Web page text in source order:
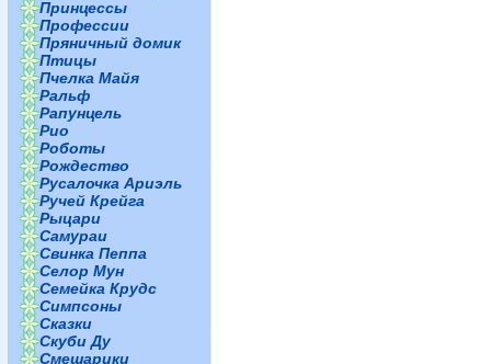
Принцессы
Профессии
Пряничный домик
Птицы
Пчелка Майя
Ральф
Рапунцель
Рио
Роботы
Рождество
Русалочка Ариэль
Ручей Крейга
Рыцари
Самураи
Свинка Пеппа
Селор Мун
Семейка Крудс
Симпсоны
Сказки
Скуби Ду
Смешарики